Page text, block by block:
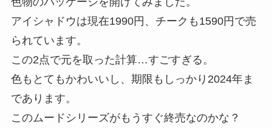
アイシャドウは現在1990円、チークも1590円で売
られています。
この2点で元を取った計算…すごすぎる。
色もとてもかわいいし、期限もしっかり2024年ま
であります。
このムードシリーズがもうすぐ終売なのかな？